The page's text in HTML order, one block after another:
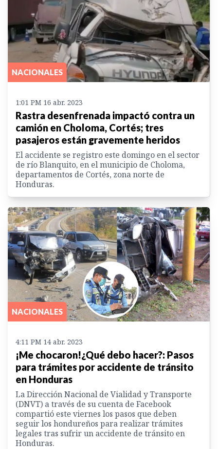
NACIONALES
1:01 PM 16 abr. 2023
Rastra desenfrenada impactó contra un
camión en Choloma, Cortés; tres
pasajeros están gravemente heridos
El accidente se registro este domingo en el sector
de río Blanquito, en el municipio de Choloma,
departamentos de Cortés, zona norte de
Honduras.
NACIONALES
4:11 PM 14 abr. 2023
¡Me chocaron!¿Qué debo hacer?: Pasos
para trámites por accidente de tránsito
en Honduras
La Dirección Nacional de Vialidad y Transporte
(DNVT) a través de su cuenta de Facebook
compartió este viernes los pasos que deben
seguir los hondureños para realizar trámites
legales tras sufrir un accidente de tránsito en
Honduras.